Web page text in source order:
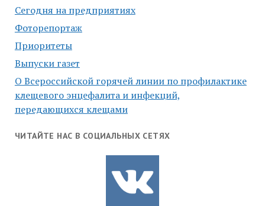
Сегодня на предприятиях
Фоторепортаж
Приоритеты
Выпуски газет
О Всероссийской горячей линии по профилактике
клещевого энцефалита и инфекций,
передающихся клещами
ЧИТАЙТЕ НАС В СОЦИАЛЬНЫХ СЕТЯХ